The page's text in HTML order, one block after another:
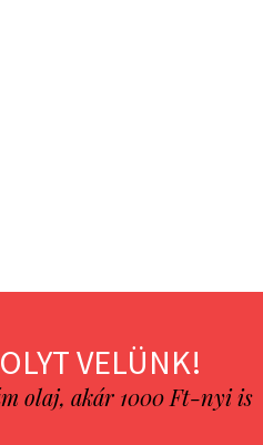
VELÜNK!
olaj, akár 1000 Ft-nyi is